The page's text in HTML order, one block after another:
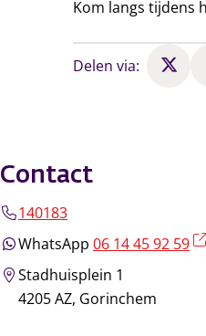
Kom langs tijdens
Delen via:
Contact
140183
WhatsApp 06 14 45 92 59
Stadhuisplein 1
4205 AZ, Gorinchem